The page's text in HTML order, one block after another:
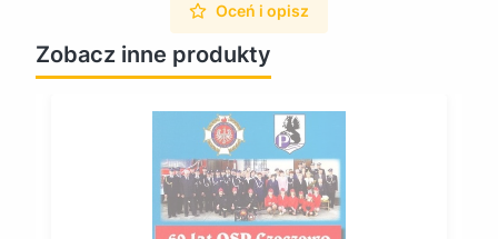
Oceń i opisz
Zobacz inne produkty